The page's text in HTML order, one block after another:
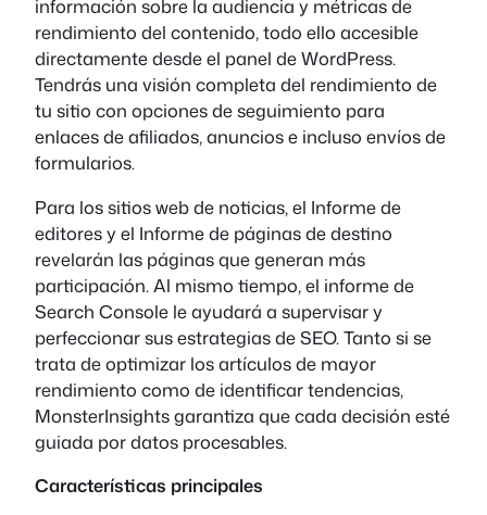
información sobre la audiencia y métricas de
rendimiento del contenido, todo ello accesible
directamente desde el panel de WordPress.
Tendrás una visión completa del rendimiento de
tu sitio con opciones de seguimiento para
enlaces de afiliados, anuncios e incluso envíos de
formularios.
Para los sitios web de noticias, el Informe de
editores y el Informe de páginas de destino
revelarán las páginas que generan más
participación. Al mismo tiempo, el informe de
Search Console le ayudará a supervisar y
perfeccionar sus estrategias de SEO. Tanto si se
trata de optimizar los artículos de mayor
rendimiento como de identificar tendencias,
MonsterInsights garantiza que cada decisión esté
guiada por datos procesables.
Características principales